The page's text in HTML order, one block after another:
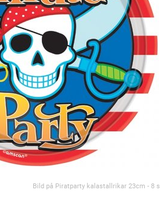
Bild på Piratparty kalastallrikar 23cm - 8